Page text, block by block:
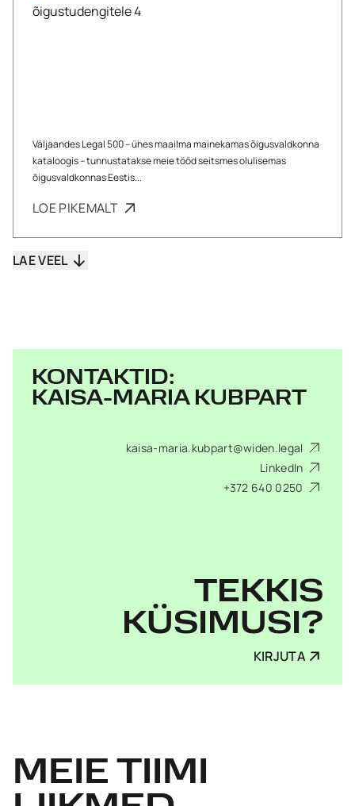
Väljaandes Legal 500 – ühes maailma mainekamas õigusvaldkonna
kataloogis – tunnustatakse meie tööd seitsmes olulisemas
õigusvaldkonnas Eestis...
LOE PIKEMALT
LAE VEEL
KONTAKTID:
KAISA-MARIA KUBPART
kaisa-maria.kubpart@widen.legal
LinkedIn
+372 640 0250
TEKKIS
KÜSIMUSI?
KIRJUTA
MEIE TIIMI